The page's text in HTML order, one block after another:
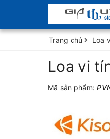
Trang chủ Loa
Loa vi
Mã sản phẩm: